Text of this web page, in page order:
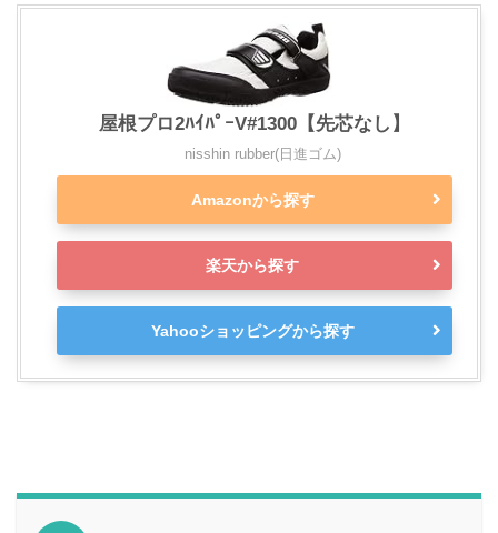
屋根プロ2ﾊｲﾊﾟｰV#1300【先芯なし】
nisshin rubber(日進ゴム)
Amazonから探す
楽天から探す
Yahooショッピングから探す